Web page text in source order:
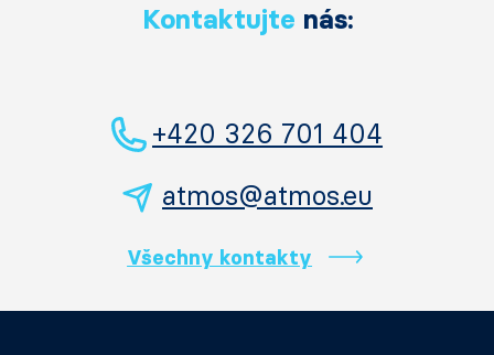
Kontaktujte nás:
+420 326 701 404
atmos@atmos.eu
Všechny kontakty